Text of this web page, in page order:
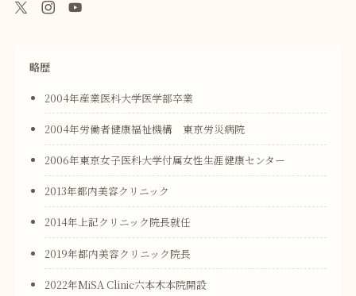
略歴
2004年産業医科大学医学部卒業
2004年労働者健康福祉機構 東京労災病院
2006年東京女子医科大学付属女性生涯健康センター
2013年都内美容クリニック
2014年上記クリニック院長就任
2019年都内美容クリニック院長
2022年MiSA Clinic六本木本院開設